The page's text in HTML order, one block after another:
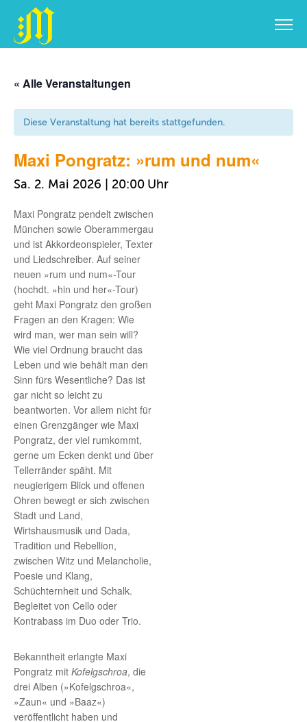
springen
« Alle Veranstaltungen
Diese Veranstaltung hat bereits stattgefunden.
Maxi Pongratz: »rum und num«
Sa. 2. Mai 2026 | 20:00
Maxi Pongratz pendelt zwischen
München sowie Oberammergau
und ist Akkordeonspieler, Texter
und Liedschreiber. Auf seiner
neuen »rum und num«-Tour
(hochdt. »hin und her«-Tour)
geht Maxi Pongratz den großen
Fragen an den Kragen: Wie
wird man, wer man sein will?
Wie viel Ordnung braucht das
Leben und wie behält man den
Sinn fürs Wesentliche? Das ist
gar nicht so leicht zu
beantworten. Vor allem nicht für
einen Grenzgänger wie Maxi
Pongratz, der viel rumkommt,
gerne um Ecken denkt und über
Tellerränder späht. Mit
neugierigem Blick und offenen
Ohren bewegt er sich zwischen
Stadt und Land,
Wirtshausmusik und Dada,
Tradition und Rebellion,
zwischen Witz und Melancholie,
Poesie und Klang,
Schüchternheit und Schalk.
Begleitet von Cello oder
Kontrabass im Duo oder Trio.
Bekanntheit erlangte Maxi
Pongratz mit Kofelgschroa, die
drei Alben (»Kofelgschroa«,
»Zaun« und »Baaz«)
veröffentlicht haben und